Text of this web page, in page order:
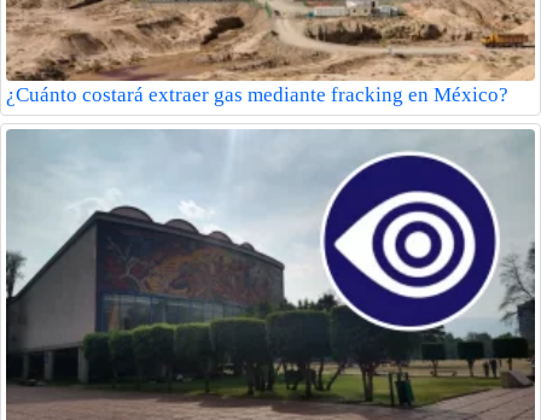
¿Cuánto costará extraer gas mediante fracking en México?